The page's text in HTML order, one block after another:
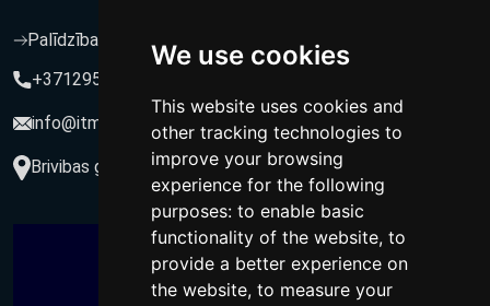
We use cookies
This website uses cookies and
other tracking technologies to
improve your browsing
experience for the following
purposes: to enable basic
functionality of the website, to
provide a better experience on
the website, to measure your
Palīdzība un atbalsts
+37129564547
info@itmarketing.lv
Brivibas gatve 234-77, LV-1039, Riga, Latvia